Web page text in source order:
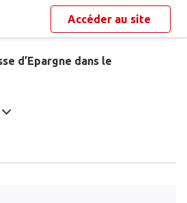
Accéder au site
d’Epargne dans le